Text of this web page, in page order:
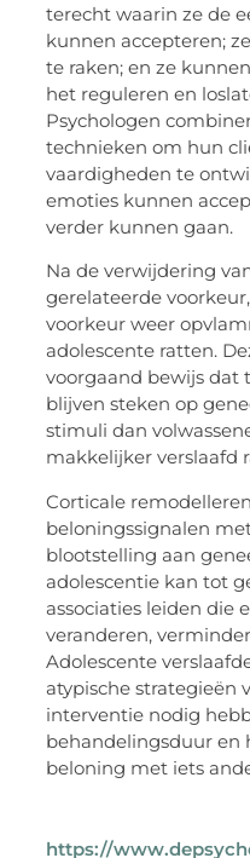
terecht waarin ze de
kunnen accepteren;
te raken; en ze
het reguleren en
Psychologen
technieken om hun
vaardigheden te
emoties kunnen
verder kunnen gaan.
Na de verwijdering
gerelateerde
voorkeur weer
adolescente ratten.
voorgaand bewijs dat
blijven steken op
stimuli dan
makkelijker verslaafd
Corticale
beloningssignalen
blootstelling aan
adolescentie kan tot
associaties leiden die
veranderen,
Adolescente
atypische strategieën
interventie nodig
behandelingsduur en
beloning met iets
https://